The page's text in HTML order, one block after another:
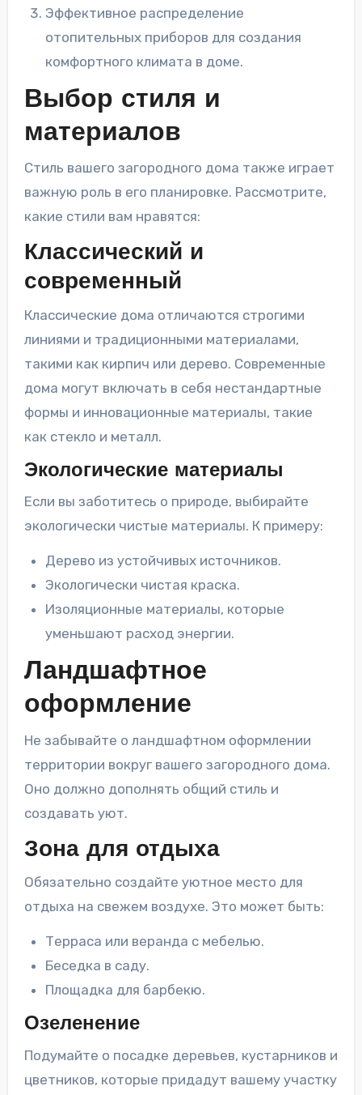
Эффективное распределение
отопительных приборов для создания
комфортного климата в доме.
Выбор стиля и
материалов
Стиль вашего загородного дома также играет
важную роль в его планировке. Рассмотрите,
какие стили вам нравятся:
Классический и
современный
Классические дома отличаются строгими
линиями и традиционными материалами,
такими как кирпич или дерево. Современные
дома могут включать в себя нестандартные
формы и инновационные материалы, такие
как стекло и металл.
Экологические материалы
Если вы заботитесь о природе, выбирайте
экологически чистые материалы. К примеру:
Дерево из устойчивых источников.
Экологически чистая краска.
Изоляционные материалы, которые
уменьшают расход энергии.
Ландшафтное
оформление
Не забывайте о ландшафтном оформлении
территории вокруг вашего загородного дома.
Оно должно дополнять общий стиль и
создавать уют.
Зона для отдыха
Обязательно создайте уютное место для
отдыха на свежем воздухе. Это может быть:
Терраса или веранда с мебелью.
Беседка в саду.
Площадка для барбекю.
Озеленение
Подумайте о посадке деревьев, кустарников и
цветников, которые придадут вашему участку